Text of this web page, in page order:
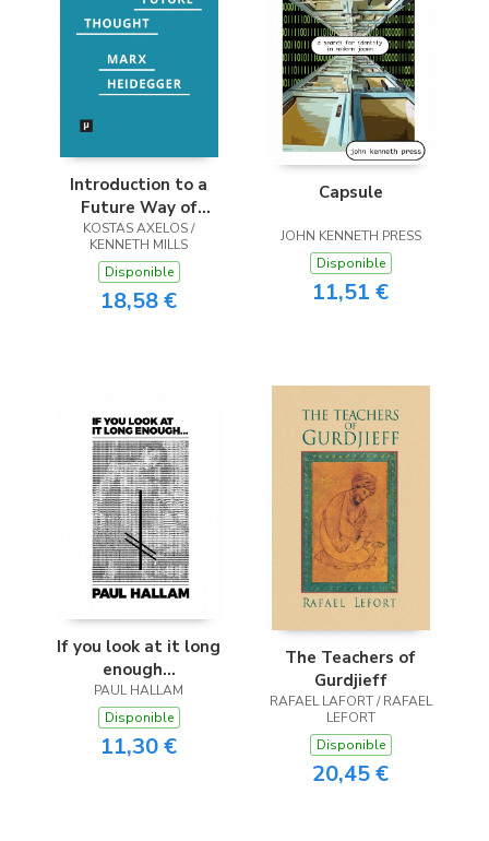
Introduction to a
Future Way of
Thought
KOSTAS AXELOS /
KENNETH MILLS
Disponible
18,58 €
Capsule
JOHN KENNETH PRESS
Disponible
11,51 €
If you look at it long
enough...
PAUL HALLAM
Disponible
11,30 €
The Teachers of
Gurdjieff
RAFAEL LAFORT / RAFAEL
LEFORT
Disponible
20,45 €